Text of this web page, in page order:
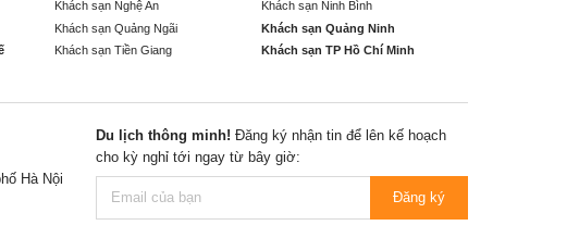
Khách sạn Nghệ An
Khách sạn Ninh Bình
Khách sạn Quảng Ngãi
Khách sạn Quảng Ninh
Khách sạn Tiền Giang
Khách sạn TP Hồ Chí Minh
Hà Nội
Du lịch thông minh! Đăng ký nhận tin để lên kế hoạch
cho kỳ nghỉ tới ngay từ bây giờ:
Đăng ký